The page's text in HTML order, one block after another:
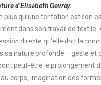
d’Elisabeth Gevrey.
plus qu’une tentation est son
dans son travail de textile.
directe qu’elle doit la
sa nature profonde – geste et
peut-être le prolongement
corps, imagination des